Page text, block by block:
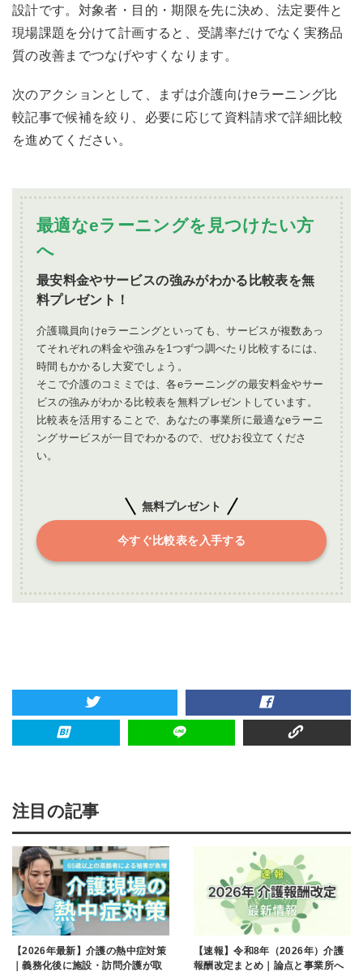
設計です。対象者・目的・期限を先に決め、法定要件と
現場課題を分けて計画すると、受講率だけでなく実務品
質の改善までつなげやすくなります。
次のアクションとして、まずは介護向けeラーニング比
較記事で候補を絞り、必要に応じて 資料請求で詳細比較
を進めてください。
最適なeラーニングを見つけたい方
へ
最安料金やサービスの強みがわかる比較表を無
料プレゼント！
介護職員向けeラーニングといっても、サービスが複数あっ
てそれぞれの料金や強みを1つずつ調べたり比較するには、
時間もかかるし大変でしょう。
そこで介護のコミミでは、各eラーニングの最安料金やサー
ビスの強みがわかる比較表を無料プレゼントしています。
比較表を活用することで、あなたの事業所に最適なeラーニ
ングサービスが一目でわかるので、ぜひお役立てくださ
い。
無料プレゼント
今すぐ比較表を入手する
注目の記事
【2026年最新】介護の熱中症対策
｜義務化後に施設・訪問介護が取
【速報】令和8年（2026年）介護
報酬改定まとめ｜論点と事業所へ